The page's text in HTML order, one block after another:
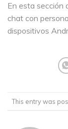
En esta sección
chat con
dispositivos
This entry was